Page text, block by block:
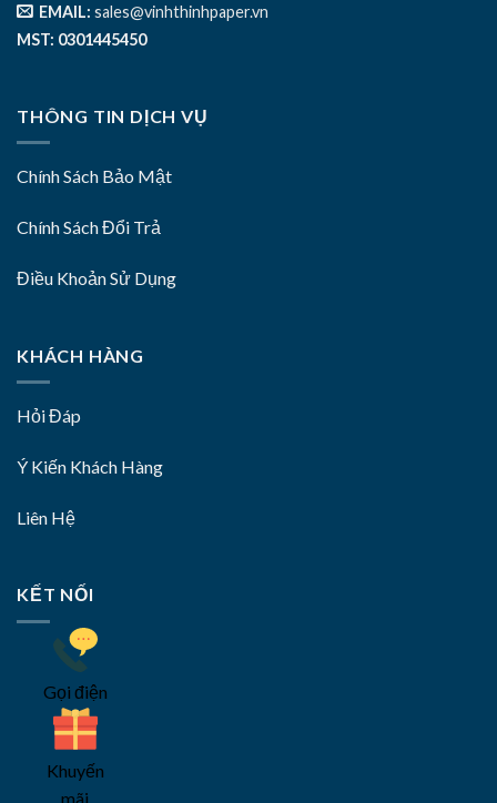
EMAIL: sales@vinhthinhpaper.vn
MST: 0301445450
THÔNG TIN DỊCH VỤ
Chính Sách Bảo Mật
Chính Sách Đổi Trả
Điều Khoản Sử Dụng
KHÁCH HÀNG
Hỏi Đáp
Ý Kiến Khách Hàng
Liên Hệ
KẾT NỐI
Gọi điện
Khuyến
mãi